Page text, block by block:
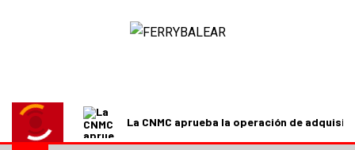
La CNMC aprueba la operación de